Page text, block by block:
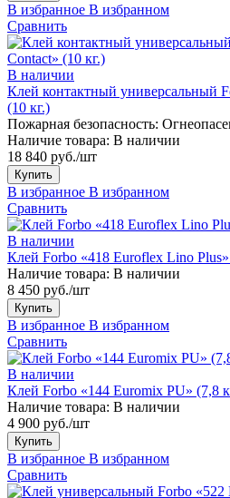
В избранное В избранном
Сравнить
В наличии
Клей контактный универсальный
(10 кг.)
Пожарная безопасность:
Наличие товара: В наличии
18 840 руб./шт
Купить
В избранное В избранном
Сравнить
В наличии
Клей Forbo «418 Euroflex Lino Plus»
Наличие товара: В наличии
8 450 руб./шт
Купить
В избранное В избранном
Сравнить
В наличии
Клей Forbo «144 Euromix PU» (7,8
Наличие товара: В наличии
4 900 руб./шт
Купить
В избранное В избранном
Сравнить